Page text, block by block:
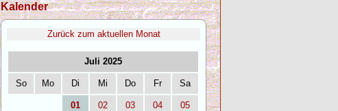
Kalender
Zurück zum aktuellen Monat
Juli 2025
So Mo Di Mi Do Fr Sa
01 02 03 04 05